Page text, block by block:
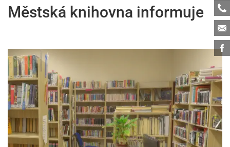
Městská knihovna informuje